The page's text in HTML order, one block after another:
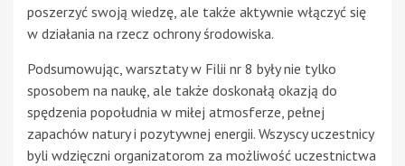
poszerzyć swoją wiedzę, ale także aktywnie włączyć się
w działania na rzecz ochrony środowiska.
Podsumowując, warsztaty w Filii nr 8 były nie tylko
sposobem na naukę, ale także doskonałą okazją do
spędzenia popołudnia w miłej atmosferze, pełnej
zapachów natury i pozytywnej energii. Wszyscy uczestnicy
byli wdzięczni organizatorom za możliwość uczestnictwa